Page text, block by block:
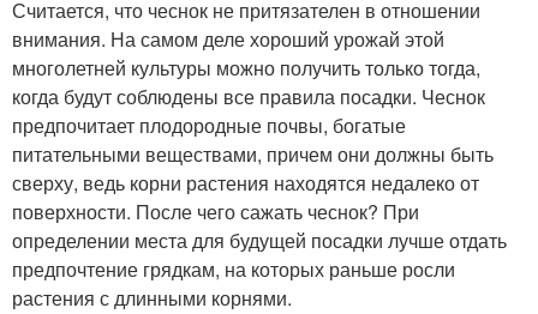
Считается, что чеснок не притязателен в отношении
внимания. На самом деле хороший урожай этой
многолетней культуры можно получить только тогда,
когда будут соблюдены все правила посадки. Чеснок
предпочитает плодородные почвы, богатые
питательными веществами, причем они должны быть
сверху, ведь корни растения находятся недалеко от
поверхности. После чего сажать чеснок? При
определении места для будущей посадки лучше отдать
предпочтение грядкам, на которых раньше росли
растения с длинными корнями.